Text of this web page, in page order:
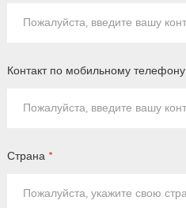
Контакт по мобильному телефону
Страна *